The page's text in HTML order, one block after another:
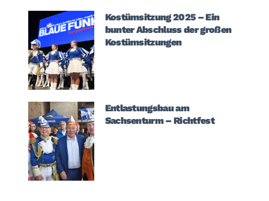
Kostümsitzung 2025 – Ein
bunter Abschluss der großen
Kostümsitzungen
Entlastungsbau am
Sachsenturm – Richtfest